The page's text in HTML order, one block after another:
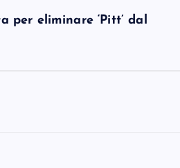
eliminare ‘Pitt’ dal